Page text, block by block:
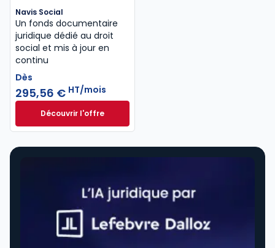
Navis Social
Un fonds documentaire
juridique dédié au droit
social et mis à jour en
continu
Dès
295,56 € HT/mois
Découvrir l'offreNavis Social à partir de
Dès